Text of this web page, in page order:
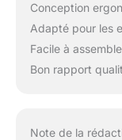
Conception
Adapté pour les
Facile à
Bon rapport
Note de la